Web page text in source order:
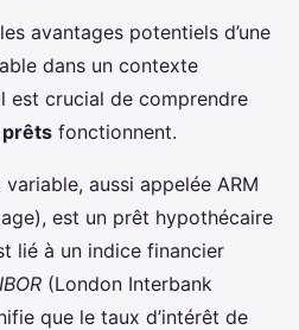
avantages potentiels d’une
dans un contexte
est crucial de comprendre
prêts fonctionnent.
aussi appelée ARM
est un prêt hypothécaire
lié à un indice financier
(London Interbank
que le taux d’intérêt de